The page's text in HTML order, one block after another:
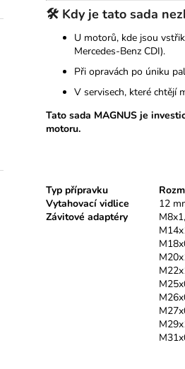
🛠️ Kdy je tato sada
U motorů, kde jsou
Mercedes-Benz CDI).
Při opravách po úniku
V servisech, které chtějí
Tato sada MAGNUS je
motoru.
Typ přípravku
Vytahovací vidlice
12
Závitové adaptéry